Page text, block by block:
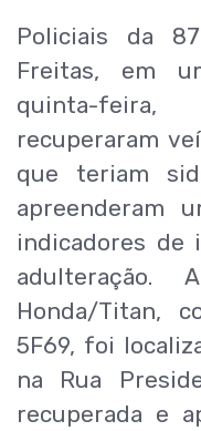
Policiais da
Freitas, em
quinta-
recuperaram
que teriam
apreenderam
indicadores de
adulteração.
Honda/Titan,
5F69, foi
na Rua
recuperada e